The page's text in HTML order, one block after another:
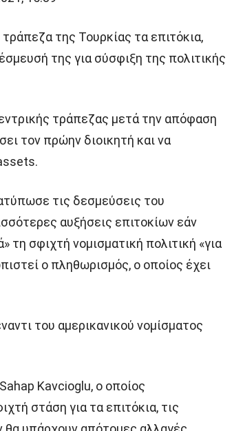
της Τουρκίας τα επιτόκια,
της για σύσφιξη της πολιτικής
τράπεζας μετά την απόφαση
τον πρώην διοικητή και να
τις δεσμεύσεις του
αυξήσεις επιτοκίων εάν
τη σφιχτή νομισματική πολιτική «για
ο πληθωρισμός, ο οποίος έχει
του αμερικανικού νομίσματος
Kavcioglu, ο οποίος
στάση για τα επιτόκια, τις